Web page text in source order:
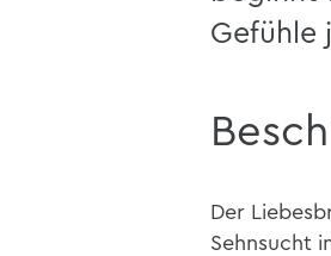
Gefühle
Der
Sehnsucht